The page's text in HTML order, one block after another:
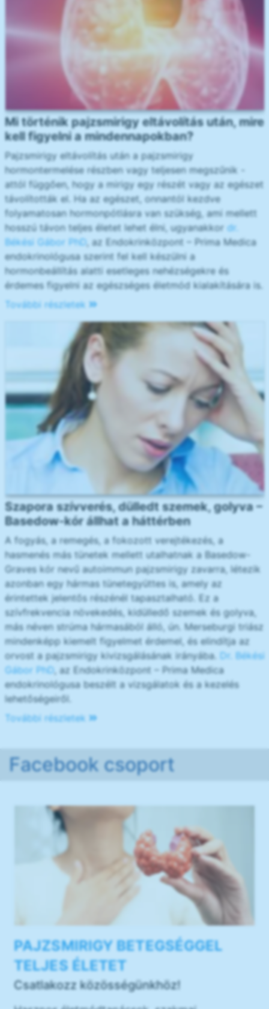
Mi történik pajzsmirigy eltávolítás után, mire
kell figyelni a mindennapokban?
Pajzsmirigy eltávolítás után a pajzsmirigy
hormontermelése részben vagy teljesen megszűnik -
attól függően, hogy a mirigy egy részét vagy az egészet
távolították el. Ha az egészet, onnantól kezdve
folyamatosan hormonpótlásra van szükség, ami mellett
hosszú távon teljes életet lehet élni, ugyanakkor dr.
Békési Gábor PhD
, az Endokrinközpont – Prima Medica
endokrinológusa szerint fel kell készülni a
hormonbeállítás alatti esetleges nehézségekre és
érdemes figyelni az egészséges életmód kialakítására is.
További részletek
Szapora szívverés, dülledt szemek, golyva –
Basedow-kór állhat a háttérben
A fogyás, a remegés, a fokozott verejtékezés, a
hasmenés más tünetek mellett utalhatnak a Basedow-
Graves kór nevű autoimmun pajzsmirigy zavarra, létezik
azonban egy hármas tünetegyüttes is, amely az
érintettek jelentős részénél tapasztalható. Ez a
szívfrekvencia növekedés, kidülledő szemek és golyva,
más néven strúma hármasából álló, ún. Merseburgi triász
mindenképp kiemelt figyelmet érdemel, és elindítja az
orvost a pajzsmirigy kivizsgálásának irányába. Dr. Békési
Gábor PhD, az Endokrinközpont – Prima Medica
endokrinológusa beszélt a vizsgálatok és a kezelés
lehetőségeiről.
További részletek
Facebook csoport
PAJZSMIRIGY BETEGSÉGGEL
TELJES ÉLETET
Csatlakozz közösségünkhöz!